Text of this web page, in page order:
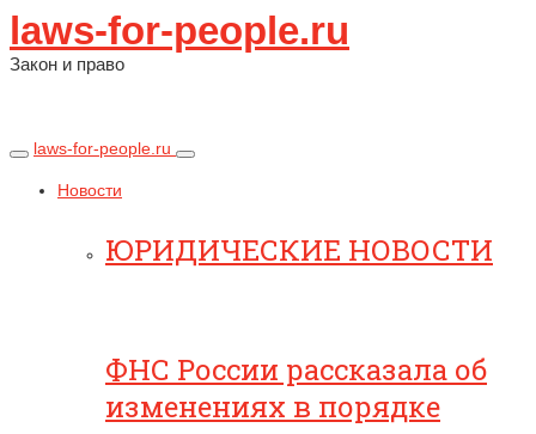
laws-for-people.ru
Закон и право
laws-for-people.ru
Новости
ЮРИДИЧЕСКИЕ НОВОСТИ
ФНС России рассказала об
изменениях в порядке